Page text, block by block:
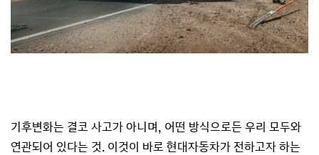
기후변화는 결코 사고가 아니며, 어떤 방식으로든 우리 모두와
연관되어 있다는 것. 이것이 바로 현대자동차가 전하고자 하는